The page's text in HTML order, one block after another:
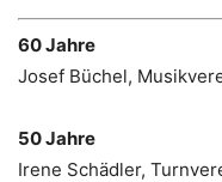
60 Jahre
Josef Büchel,
50 Jahre
Irene Schädler,